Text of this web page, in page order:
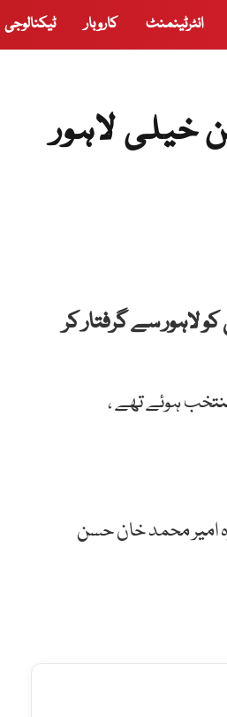
انٹرٹینمنٹ کاروبار ٹیکنالوجی
لاہور
سے گرفتار کر
رکن پنجاب اسمبلی منتخب ہوئے تھے ،
امیر محمد خان حسن